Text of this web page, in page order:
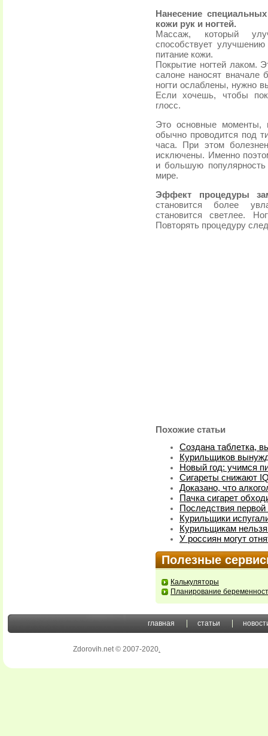
Нанесение
кожи рук и ногтей.
Массаж, который
способствует улучшению
питание кожи.
Покрытие ногтей лаком.
салоне наносят вначале
ногти ослаблены, нужно
Если хочешь, чтобы
глосс.
Это основные моменты,
обычно проводится под
часа. При этом
исключены. Именно
и большую
мире.
Эффект процедуры
становится более
становится светлее.
Повторять процедуру
Похожие статьи
Создана таблетка,
Курильщиков
Новый год: учимся
Сигареты снижают
Доказано, что
Пачка сигарет
Последствия первой
Курильщики
Курильщикам
У россиян могут
Полезные
Калькуляторы
Планирование
главная статьи
Zdorovih.net © 2007-2020